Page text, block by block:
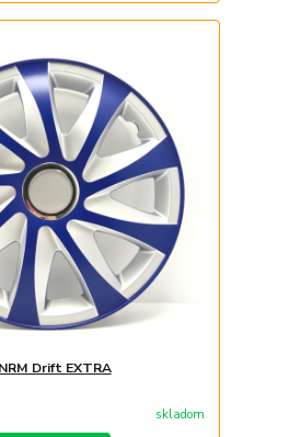
Drift EXTRA
skladom